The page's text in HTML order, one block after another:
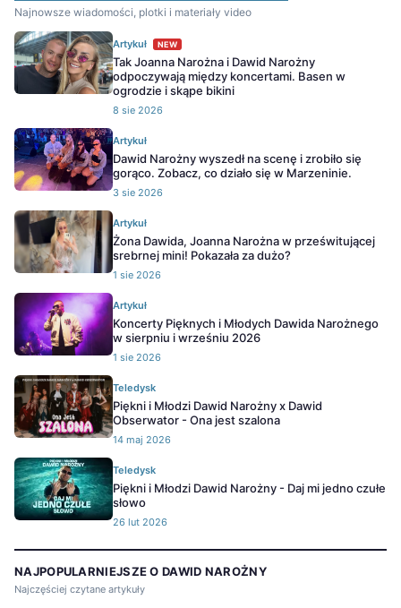
Najnowsze wiadomości, plotki i materiały video
Artykuł NEW
Tak Joanna Narożna i Dawid Narożny
odpoczywają między koncertami. Basen w
ogrodzie i skąpe bikini
8 sie 2026
Artykuł
Dawid Narożny wyszedł na scenę i zrobiło się
gorąco. Zobacz, co działo się w Marzeninie.
3 sie 2026
Artykuł
Żona Dawida, Joanna Narożna w prześwitującej
srebrnej mini! Pokazała za dużo?
1 sie 2026
Artykuł
Koncerty Pięknych i Młodych Dawida Narożnego
w sierpniu i wrześniu 2026
1 sie 2026
Teledysk
Piękni i Młodzi Dawid Narożny x Dawid
Obserwator - Ona jest szalona
14 maj 2026
Teledysk
Piękni i Młodzi Dawid Narożny - Daj mi jedno czułe
słowo
26 lut 2026
NAJPOPULARNIEJSZE O DAWID NAROŻNY
Najczęściej czytane artykuły